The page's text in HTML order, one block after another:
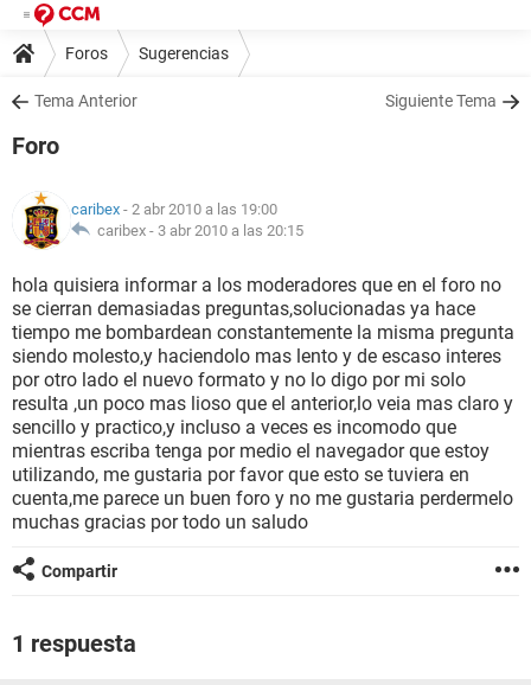
Foros Sugerencias
Tema Anterior Siguiente Tema
Foro
caribex - 2 abr 2010 a las 19:00
caribex - 3 abr 2010 a las 20:15
hola quisiera informar a los moderadores que en el foro no
se cierran demasiadas preguntas,solucionadas ya hace
tiempo me bombardean constantemente la misma pregunta
siendo molesto,y haciendolo mas lento y de escaso interes
por otro lado el nuevo formato y no lo digo por mi solo
resulta ,un poco mas lioso que el anterior,lo veia mas claro y
sencillo y practico,y incluso a veces es incomodo que
mientras escriba tenga por medio el navegador que estoy
utilizando, me gustaria por favor que esto se tuviera en
cuenta,me parece un buen foro y no me gustaria perdermelo
muchas gracias por todo un saludo
Compartir
1 respuesta